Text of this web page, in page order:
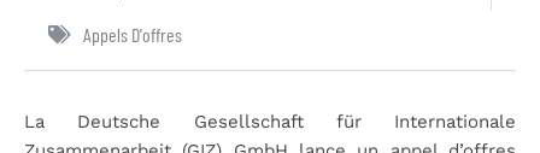
Appels D'offres
La Deutsche Gesellschaft für Internationale